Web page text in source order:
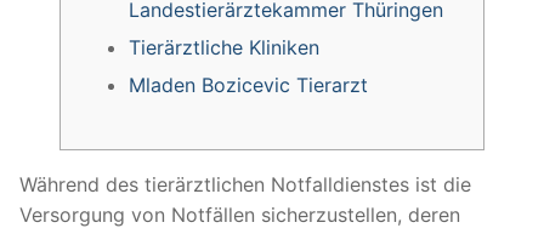
Landestierärztekammer Thüringen
Tierärztliche Kliniken
Mladen Bozicevic Tierarzt
Während des tierärztlichen Notfalldienstes ist die
Versorgung von Notfällen sicherzustellen, deren